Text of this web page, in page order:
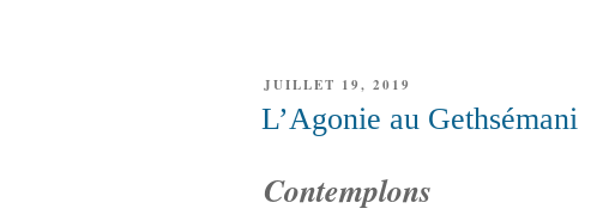
PUBLIÉ
LE
JUILLET 19, 2019
L’Agonie au Gethsémani
Contemplons